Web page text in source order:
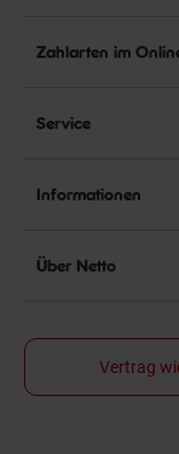
Zahlarten im
Service
Informationen
Über Netto
Vertrag